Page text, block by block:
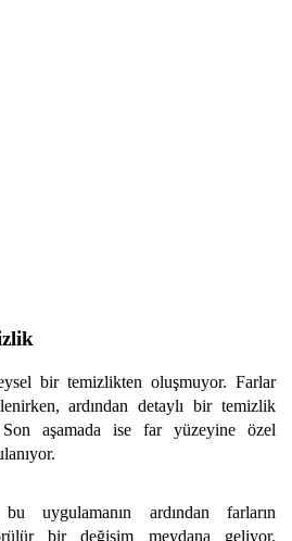
bir temizlikten oluşmuyor. Farlar
ardından detaylı bir temizlik
aşamada ise far yüzeyine özel
uygulamanın ardından farların
bir değişim meydana geliyor.